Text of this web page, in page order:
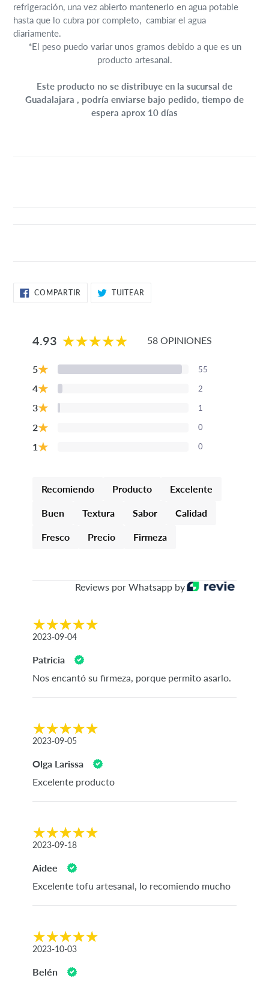
refrigeración, una vez abierto mantenerlo en agua potable
hasta que lo cubra por completo, cambiar el agua
diariamente.
*El peso puedo variar unos gramos debido a que es un
producto artesanal.
Este producto no se distribuye en la sucursal de
Guadalajara , podría enviarse bajo pedido, tiempo de
espera aprox 10 días
COMPARTIR COMPARTIR
EN
TUITEAR
4.93 58 OPINIONES
5★ 55
4★ 2
3★ 1
2★ 0
1★ 0
Recomiendo Producto Excelente
Buen Textura Sabor Calidad
Fresco Precio Firmeza
Reviews por Whatsapp by
2023-09-04
Patricia
Nos encantó su firmeza, porque permito asarlo.
2023-09-05
Olga Larissa
Excelente producto
2023-09-18
Aidee
Excelente tofu artesanal, lo recomiendo mucho
2023-10-03
Belén